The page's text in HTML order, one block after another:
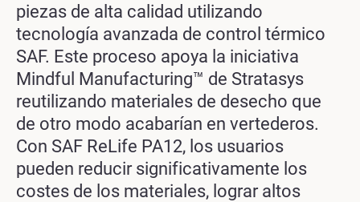
piezas de alta calidad utilizando
tecnología avanzada de control térmico
SAF. Este proceso apoya la iniciativa
Mindful Manufacturing™ de Stratasys
reutilizando materiales de desecho que
de otro modo acabarían en vertederos.
Con SAF ReLife PA12, los usuarios
pueden reducir significativamente los
costes de los materiales, lograr altos